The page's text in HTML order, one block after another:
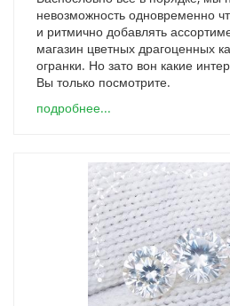
невозможность одновременно
и ритмично добавлять
магазин цветных драгоценных
огранки. Но зато вон какие
Вы только посмотрите.
подробнее...